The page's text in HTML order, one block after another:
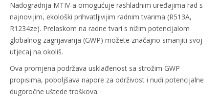
Nadogradnja MTIV-a omogućuje rashladnim uređajima rad s
najnovijim, ekološki prihvatljivijim radnim tvarima (R513A,
R1234ze). Prelaskom na radne tvari s nižim potencijalom
globalnog zagrijavanja (GWP) možete značajno smanjiti svoj
utjecaj na okoliš.
Ova promjena podržava usklađenost sa strožim GWP
propisima, poboljšava napore za održivost i nudi potencijalne
dugoročne uštede troškova.